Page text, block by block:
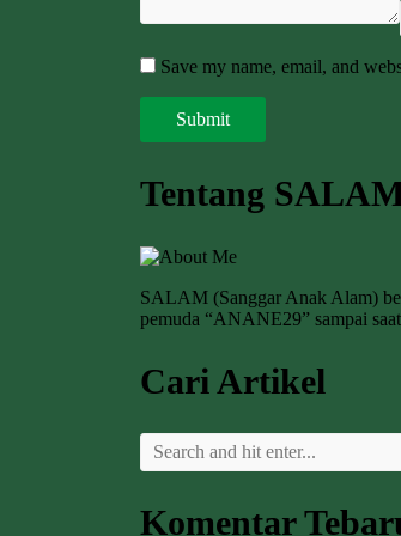
Save my name, email, and
Tentang
SALAM (Sanggar Anak Alam)
pemuda “ANANE29” sampai
Cari Artikel
Komentar